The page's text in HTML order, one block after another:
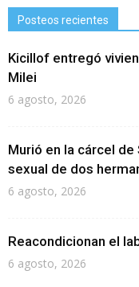
Posteos recientes
Kicillof entregó
Milei
6 agosto, 2026
Murió en la cárcel
sexual de dos
6 agosto, 2026
Reacondicionan el
6 agosto, 2026